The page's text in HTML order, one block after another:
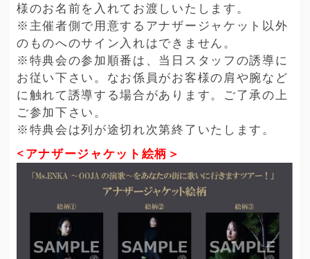
様のお名前を⼊れてお渡しいたします。
※主催者側で用意するアナザージャケット以外
のものへのサイン入れはできません。
※特典会の参加順番は、当日スタッフの誘導に
お従い下さい。なお係員がお客様の肩や腕など
に触れて誘導する場合があります。ご了承の上
ご参加下さい。
※特典会は列が途切れ次第終了いたします。
<アナザージャケット絵柄＞